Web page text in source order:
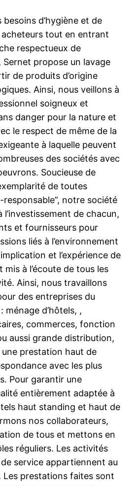
d’hygiène et de
tout en entrant
respectueux de
Sernet propose un lavage
de produits d’origine
Ainsi, nous veillons à
soigneux et
danger pour la nature et
le respect de même de la
à laquelle peuvent
des sociétés avec
Soucieuse de
de toutes
responsable”, notre société
l’investissement de chacun,
et fournisseurs pour
liés à l’environnement
implication et l’expérience de
mis à l’écoute de tous les
Ainsi, nous travaillons
des entreprises du
d’hôtels, ,
commerces, fonction
aussi grande distribution,
prestation haut de
avec les plus
Pour garantir une
entièrement adaptée à
haut standing et haut de
nos collaborateurs,
de tous et mettons en
réguliers. Les activités
de service appartiennent au
prestations faites sont